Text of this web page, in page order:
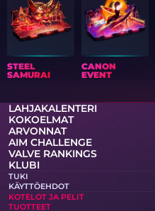
STEEL
SAMURAI
CANON
EVENT
LAHJAKALENTERI
KOKOELMAT
ARVONNAT
AIM CHALLENGE
VALVE RANKINGS
KLUBI
TUKI
KÄYTTÖEHDOT
KOTELOT JA PELIT
TUOTTEET